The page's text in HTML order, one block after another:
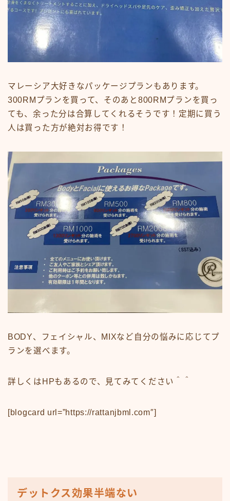
マレーシア大好きなパッケージプランもあります。
300RMプランを買って、そのあと800RMプランを買っ
ても、余った分は合算してくれるそうです！定期に買う
人は買った方が絶対お得です！
BODY、フェイシャル、MIXなど自分の悩みに応じてプ
ランを選べます。
詳しくはHPもあるので、見てみてください＾＾
[blogcard url=”https://rattanjbml.com″]
デットクス効果半端ない